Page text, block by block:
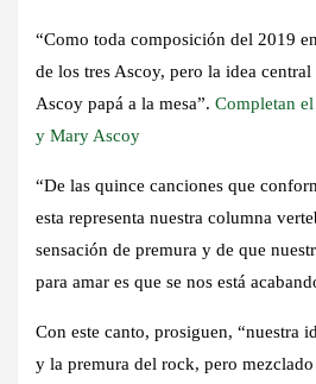
“Como toda composición del 2019
de los tres Ascoy, pero la idea
Ascoy papá a la mesa”. Completan
y Mary Ascoy
“De las quince canciones que
esta representa nuestra columna
sensación de premura y de que
para amar es que se nos está
Con este canto, prosiguen, “nuestra
y la premura del rock, pero